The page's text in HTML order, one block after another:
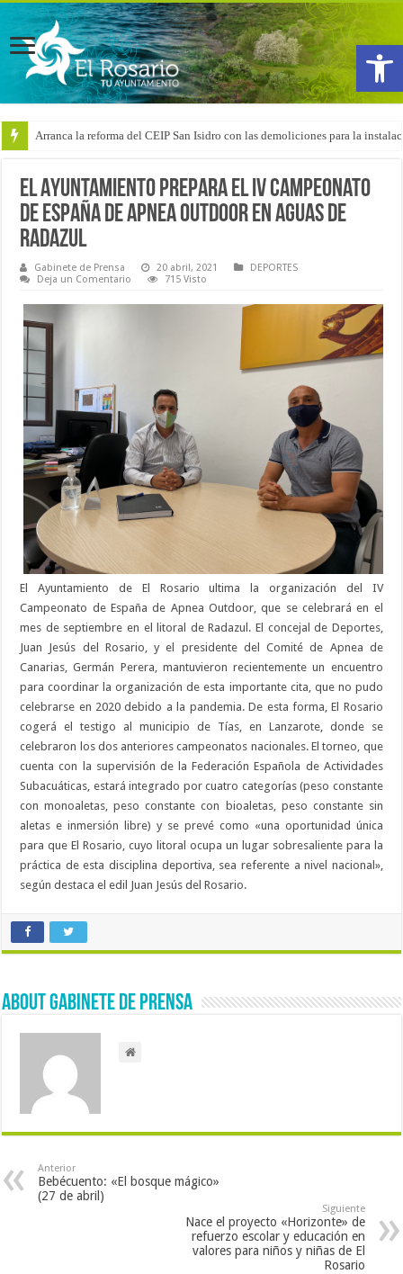
Abrir
Arranca la reforma del CEIP San Isidro con las demoliciones para la
El Ayuntamiento prepara el IV Campeonato
de España de Apnea Outdoor en aguas de
Radazul
Gabinete de Prensa 20 abril, 2021
DEPORTES
Deja un Comentario
715 Visto
El Ayuntamiento de El Rosario ultima la organización del IV
Campeonato de España de Apnea Outdoor, que se celebrará en el
mes de septiembre en el litoral de Radazul. El concejal de Deportes,
Juan Jesús del Rosario, y el presidente del Comité de Apnea de
Canarias, Germán Perera, mantuvieron recientemente un encuentro
para coordinar la organización de esta importante cita, que no pudo
celebrarse en 2020 debido a la pandemia. De esta forma, El Rosario
cogerá el testigo al municipio de Tías, en Lanzarote, donde se
celebraron los dos anteriores campeonatos nacionales. El torneo, que
cuenta con la supervisión de la Federación Española de Actividades
Subacuáticas, estará integrado por cuatro categorías (peso constante
con monoaletas, peso constante con bioaletas, peso constante sin
aletas e inmersión libre) y se prevé como «una oportunidad única
para que El Rosario, cuyo litoral ocupa un lugar sobresaliente para la
práctica de esta disciplina deportiva, sea referente a nivel nacional»,
según destaca el edil Juan Jesús del Rosario.
About Gabinete de Prensa
Anterior
Bebécuento: «El bosque mágico»
(27 de abril)
Siguiente
Nace el proyecto «Horizonte» de
refuerzo escolar y educación en
valores para niños y niñas de El
Rosario